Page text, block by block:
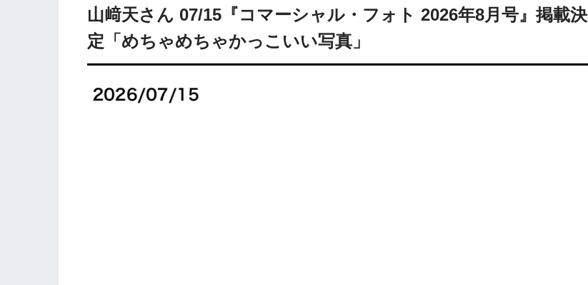
山﨑天さん 07/15『コマーシャル・フォト 2026年8月号』掲載決
定「めちゃめちゃかっこいい写真」